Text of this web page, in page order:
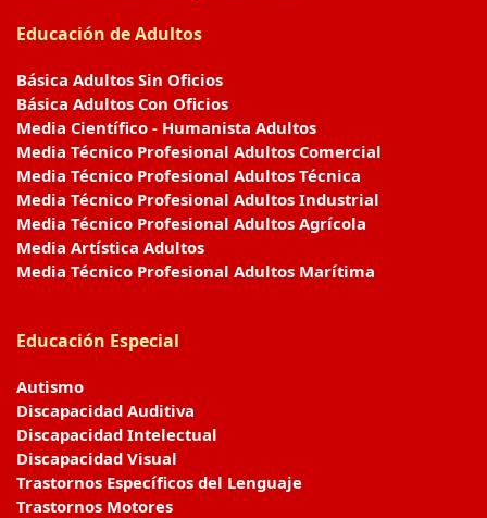
Educación de Adultos
Básica Adultos Sin Oficios
Básica Adultos Con Oficios
Media Científico - Humanista Adultos
Media Técnico Profesional Adultos Comercial
Media Técnico Profesional Adultos Técnica
Media Técnico Profesional Adultos Industrial
Media Técnico Profesional Adultos Agrícola
Media Artística Adultos
Media Técnico Profesional Adultos Marítima
Educación Especial
Autismo
Discapacidad Auditiva
Discapacidad Intelectual
Discapacidad Visual
Trastornos Específicos del Lenguaje
Trastornos Motores